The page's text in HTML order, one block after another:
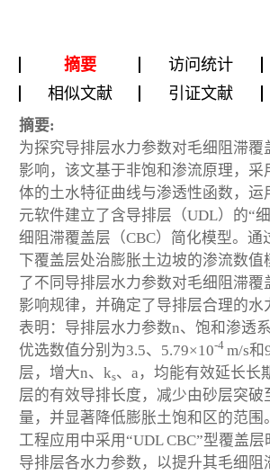
摘要 访问统计
相似文献
引证文献
摘要:
为探究导排层水力参数对毛细阻滞覆
影响，该文基于非饱和渗流原理，采
体的土水特征曲线与渗透性函数，运
元软件建立了含导排层（UDL）的“
细阻滞覆盖层（CBC）简化模型。通
下覆盖层处治膨胀土边坡的渗流数值
了不同导排层水力参数对毛细阻滞覆
影响规律，并确定了导排层合理的水
表明：导排层水力参数n、饱和渗透
优选数值分别为3.5、5.79×10-4 m/s和
层，增大n、 ks、 a ，均能有效延长长
层的有效导排长度，减少由砂层突破
量，并显著降低膨胀土饱和区的范围
工程应用中采用“UDL CBC”型覆盖
导排层各水力参数，以提升其毛细阻